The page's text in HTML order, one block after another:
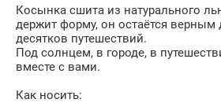
Косынка сшита из натурального
держит форму, он остаётся верным
десятков путешествий.
Под солнцем, в городе, в
вместе с вами.
Как носить: